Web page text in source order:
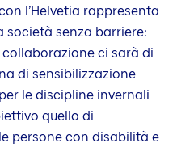
l’Helvetia rappresenta
società senza barriere:
ci sarà di
di sensibilizzazione
le discipline invernali
quello di
persone con disabilità e